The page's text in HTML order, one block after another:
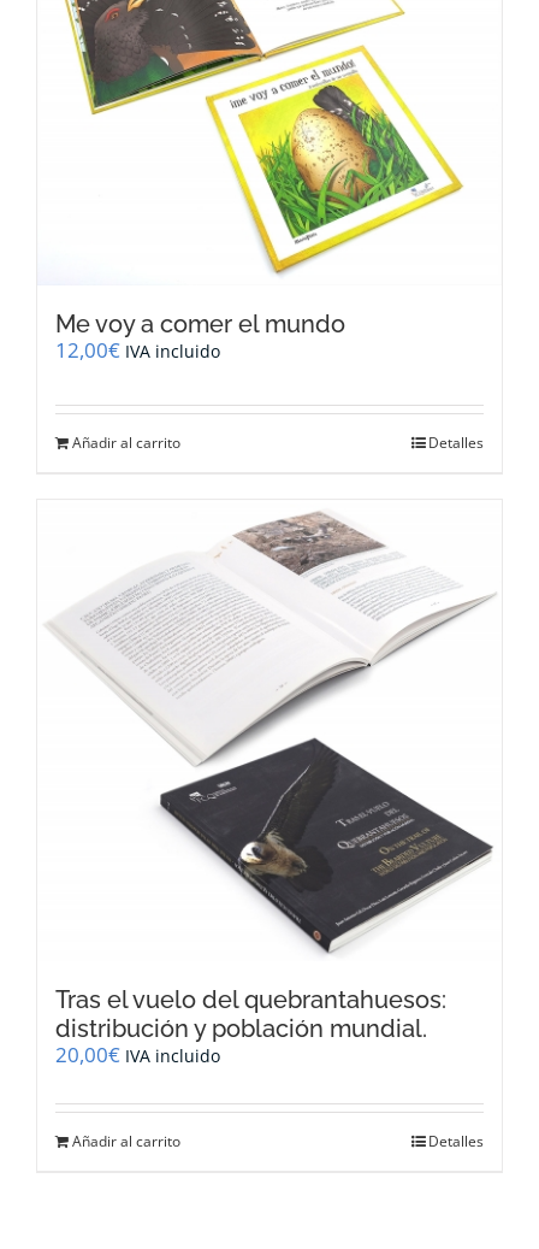
Me voy a comer el mundo
12,00€ IVA incluido
Añadir al carrito Detalles
Tras el vuelo del quebrantahuesos:
distribución y población mundial.
20,00€ IVA incluido
Añadir al carrito Detalles